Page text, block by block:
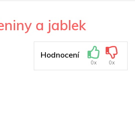
a jablek
Hodnocení
0x 0x